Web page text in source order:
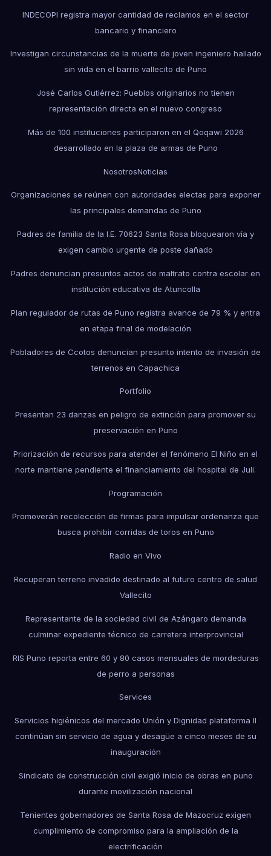
INDECOPI registra mayor cantidad de reclamos en el sector
bancario y financiero
Investigan circunstancias de la muerte de joven ingeniero hallado
sin vida en el barrio vallecito de Puno
José Carlos Gutiérrez: Pueblos originarios no tienen
representación directa en el nuevo congreso
Más de 100 instituciones participaron en el Qoqawi 2026
desarrollado en la plaza de armas de Puno
NosotrosNoticias
Organizaciones se reúnen con autoridades electas para exponer
las principales demandas de Puno
Padres de familia de la I.E. 70623 Santa Rosa bloquearon vía y
exigen cambio urgente de poste dañado
Padres denuncian presuntos actos de maltrato contra escolar en
institución educativa de Atuncolla
Plan regulador de rutas de Puno registra avance de 79 % y entra
en etapa final de modelación
Pobladores de Ccotos denuncian presunto intento de invasión de
terrenos en Capachica
Portfolio
Presentan 23 danzas en peligro de extinción para promover su
preservación en Puno
Priorización de recursos para atender el fenómeno El Niño en el
norte mantiene pendiente el financiamiento del hospital de Juli.
Programación
Promoverán recolección de firmas para impulsar ordenanza que
busca prohibir corridas de toros en Puno
Radio en Vivo
Recuperan terreno invadido destinado al futuro centro de salud
Vallecito
Representante de la sociedad civil de Azángaro demanda
culminar expediente técnico de carretera interprovincial
RIS Puno reporta entre 60 y 80 casos mensuales de mordeduras
de perro a personas
Services
Servicios higiénicos del mercado Unión y Dignidad plataforma II
continúan sin servicio de agua y desagüe a cinco meses de su
inauguración
Sindicato de construcción civil exigió inicio de obras en puno
durante movilización nacional
Tenientes gobernadores de Santa Rosa de Mazocruz exigen
cumplimiento de compromiso para la ampliación de la
electrificación